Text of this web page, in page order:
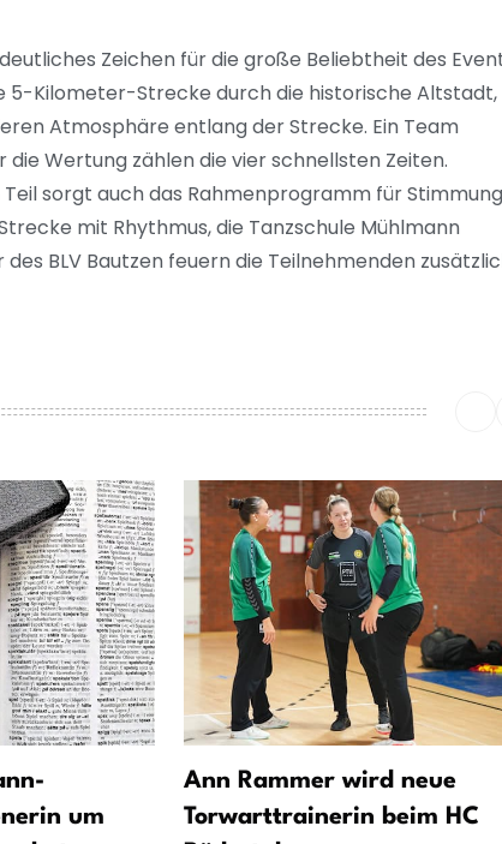
Zeichen für die große Beliebtheit des
5-Kilometer-Strecke durch die historische Altstadt,
Atmosphäre entlang der Strecke. Ein Team
Wertung zählen die vier schnellsten Zeiten.
sorgt auch das Rahmenprogramm für
mit Rhythmus, die Tanzschule Mühlmann
BLV Bautzen feuern die Teilnehmenden
um
Ann Rammer wird neue
Torwarttrainerin beim HC